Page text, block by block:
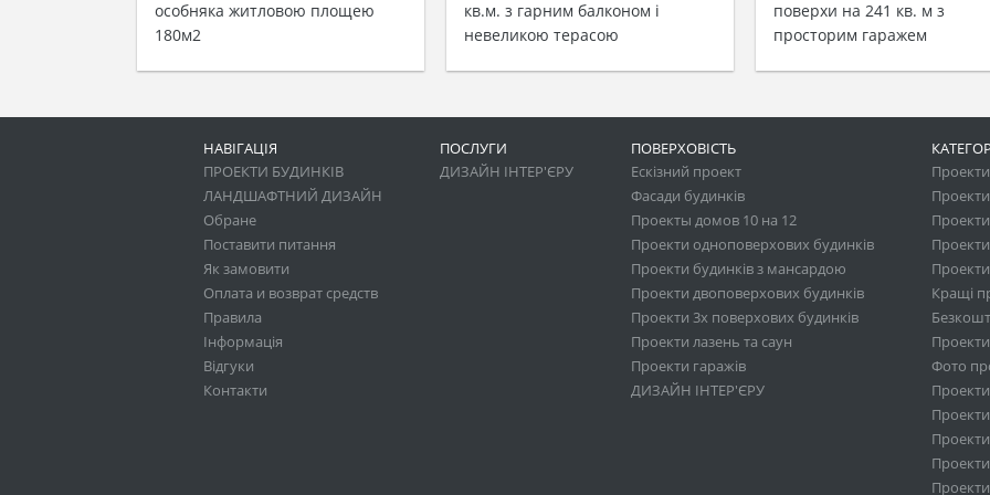
особняка житловою площею
180м2
кв.м. з гарним балконом і
невеликою терасою
поверхи на 241 кв. м з
просторим гаражем
НАВІГАЦІЯ
ПРОЕКТИ БУДИНКІВ
ЛАНДШАФТНИЙ ДИЗАЙН
Обране
Поставити питання
Як замовити
Оплата и возврат средств
Правила
Інформація
Відгуки
Контакти
ПОСЛУГИ
ДИЗАЙН ІНТЕР'ЄРУ
ПОВЕРХОВІСТЬ
Ескізний проект
Фасади будинків
Проекты домов 10 на 12
Проекти одноповерхових будинків
Проекти будинків з мансардою
Проекти двоповерхових будинків
Проекти 3х поверхових будинків
Проекти лазень та саун
Проекти гаражів
ДИЗАЙН ІНТЕР'ЄРУ
Проекти
Проекти
Кращі
Фото